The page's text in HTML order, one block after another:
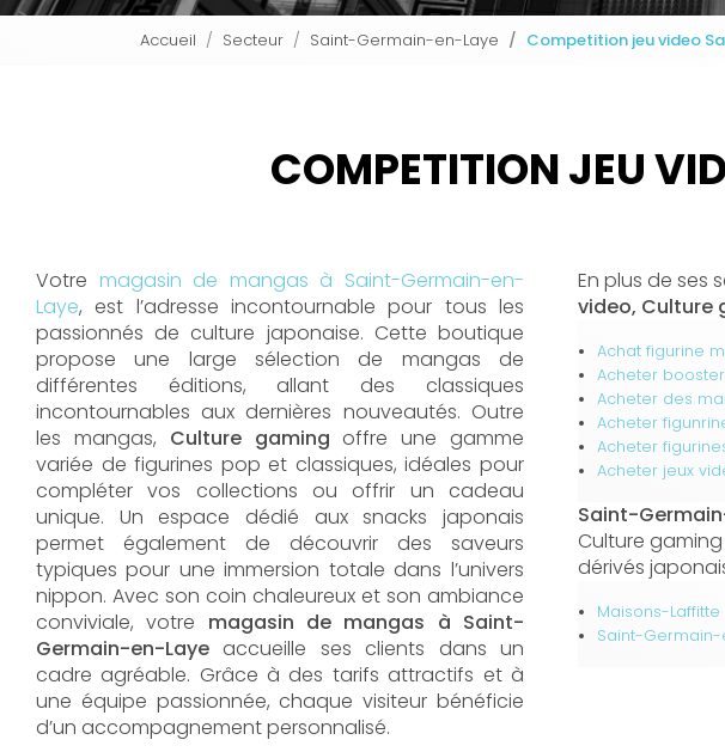
Accueil Secteur Saint-Germain-en-Laye Competition jeu video
COMPETITION JEU
Votre magasin de mangas à Saint-Germain-en-
Laye, est l’adresse incontournable pour tous les
passionnés de culture japonaise. Cette boutique
propose une large sélection de mangas de
différentes éditions, allant des classiques
incontournables aux dernières nouveautés. Outre
les mangas, Culture gamingoffre une gamme
variée de figurines pop et classiques, idéales pour
compléter vos collections ou offrir un cadeau
unique. Un espace dédié aux snacks japonais
permet également de découvrir des saveurs
typiques pour une immersion totale dans l’univers
nippon. Avec son coin chaleureux et son ambiance
conviviale, votre magasin de mangas à Saint-
Germain-en-Laye accueille ses clients dans un
cadre agréable. Grâce à des tarifs attractifs et à
une équipe passionnée, chaque visiteur bénéficie
d’un accompagnement personnalisé.
En plus de ses
video, Culture
Achat figurine
Acheter
Acheter des
Acheter
Acheter
Acheter jeux
Saint-
Culture
dérivés
Maisons-Laffitte
Saint-Germain-